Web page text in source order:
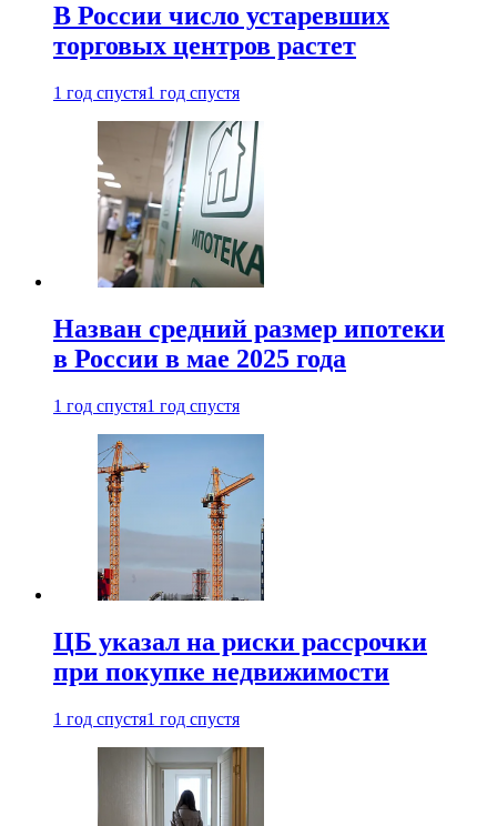
В России число устаревших
торговых центров растет
1 год спустя1 год спустя
Назван средний размер ипотеки
в России в мае 2025 года
1 год спустя1 год спустя
ЦБ указал на риски рассрочки
при покупке недвижимости
1 год спустя1 год спустя